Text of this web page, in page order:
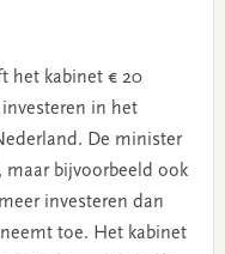
het kabinet € 20
in het
De minister
bijvoorbeeld ook
investeren dan
toe. Het kabinet